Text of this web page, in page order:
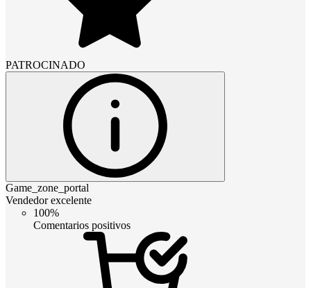
PATROCINADO
Game_zone_portal
Vendedor excelente
100%
Comentarios positivos